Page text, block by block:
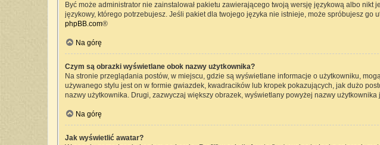
Być może administrator nie zainstalował pakietu zawierającego twoją wersję językową albo
językowy, którego potrzebujesz. Jeśli pakiet dla twojego języka nie istnieje, może spróbujesz
phpBB.com®
Na górę
Czym są obrazki wyświetlane obok nazwy użytkownika?
Na stronie przeglądania postów, w miejscu, gdzie są wyświetlane informacje o użytkowniku,
używanego stylu jest on w formie gwiazdek, kwadracików lub kropek pokazujących, jak dużo
nazwy użytkownika. Drugi, zazwyczaj większy obrazek, wyświetlany powyżej nazwy
Na górę
Jak wyświetlić awatar?